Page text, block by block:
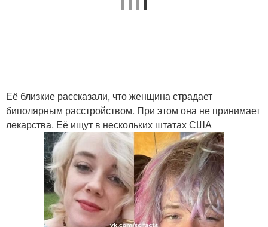
Её близкие рассказали, что женщина страдает
биполярным расстройством. При этом она не принимает
лекарства. Её ищут в нескольких штатах США